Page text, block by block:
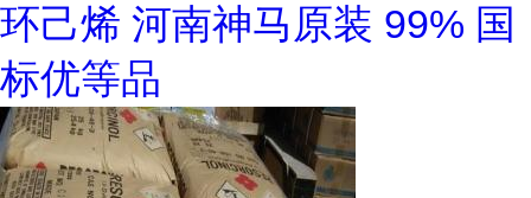
环己烯 河南神马原装 99% 国
标优等品